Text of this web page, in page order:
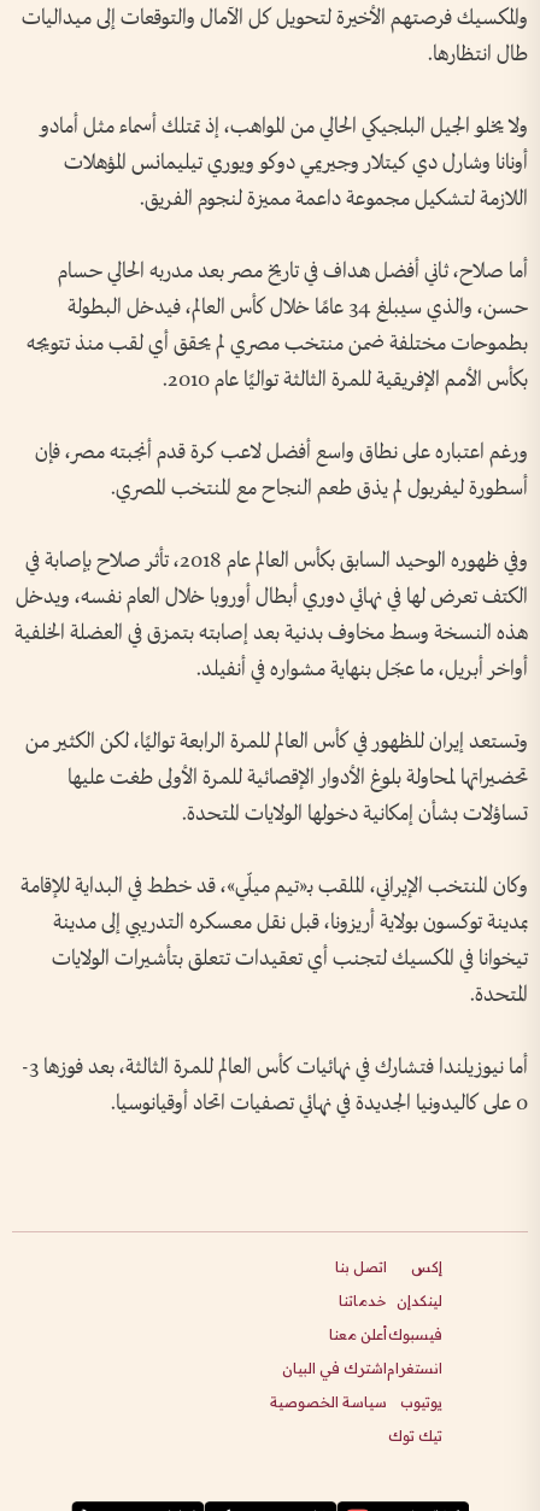
والمكسيك فرصتهم الأخيرة لتحويل كل الآمال والتوقعات إلى ميداليات
طال انتظارها.
ولا يخلو الجيل البلجيكي الحالي من المواهب، إذ تمتلك أسماء مثل أمادو
أونانا وشارل دي كيتلار وجيريمي دوكو ويوري تيليمانس المؤهلات
اللازمة لتشكيل مجموعة داعمة مميزة لنجوم الفريق.
أما صلاح، ثاني أفضل هداف في تاريخ مصر بعد مدربه الحالي حسام
حسن، والذي سيبلغ 34 عامًا خلال كأس العالم، فيدخل البطولة
بطموحات مختلفة ضمن منتخب مصري لم يحقق أي لقب منذ تتويجه
بكأس الأمم الإفريقية للمرة الثالثة تواليًا عام 2010.
ورغم اعتباره على نطاق واسع أفضل لاعب كرة قدم أنجبته مصر، فإن
أسطورة ليفربول لم يذق طعم النجاح مع المنتخب المصري.
وفي ظهوره الوحيد السابق بكأس العالم عام 2018، تأثر صلاح بإصابة في
الكتف تعرض لها في نهائي دوري أبطال أوروبا خلال العام نفسه، ويدخل
هذه النسخة وسط مخاوف بدنية بعد إصابته بتمزق في العضلة الخلفية
أواخر أبريل، ما عجّل بنهاية مشواره في أنفيلد.
وتستعد إيران للظهور في كأس العالم للمرة الرابعة تواليًا، لكن الكثير من
تحضيراتها لمحاولة بلوغ الأدوار الإقصائية للمرة الأولى طغت عليها
تساؤلات بشأن إمكانية دخولها الولايات المتحدة.
وكان المنتخب الإيراني، الملقب بـ«تيم ميلّي»، قد خطط في البداية للإقامة
بمدينة توكسون بولاية أريزونا، قبل نقل معسكره التدريبي إلى مدينة
تيخوانا في المكسيك لتجنب أي تعقيدات تتعلق بتأشيرات الولايات
المتحدة.
أما نيوزيلندا فتشارك في نهائيات كأس العالم للمرة الثالثة، بعد فوزها 3-
0 على كاليدونيا الجديدة في نهائي تصفيات اتحاد أوقيانوسيا.
إكس
لينكدإن
فيسبوك
انستغرام
يوتيوب
تيك توك
اتصل بنا
خدماتنا
أعلن معنا
اشترك في البيان
سياسة الخصوصية